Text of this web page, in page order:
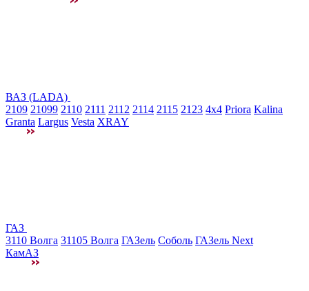
ВАЗ (LADA)
2109 21099 2110 2111 2112 2114 2115 2123 4x4 Priora Kalina
Granta Largus Vesta XRAY
ГАЗ
3110 Волга 31105 Волга ГАЗель Соболь ГАЗель Next
КамАЗ